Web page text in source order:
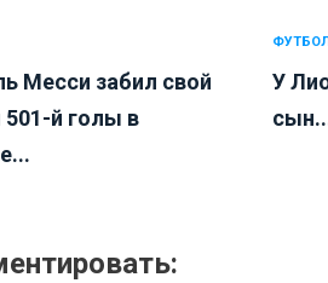
Месси забил свой
501-й голы в
ФУТБОЛ
У